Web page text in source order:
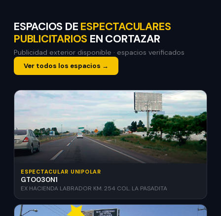
ESPACIOS DE ESPECTACULARES
PUBLICITARIOS EN CORTAZAR
Publicidad exterior disponible · espacios verificados
Ver todos los espacios →
ESPECTACULAR UNIPOLAR
GTO030N1
EX HACIENDA LABRADOR KM. 254 COL. LA PASADITA